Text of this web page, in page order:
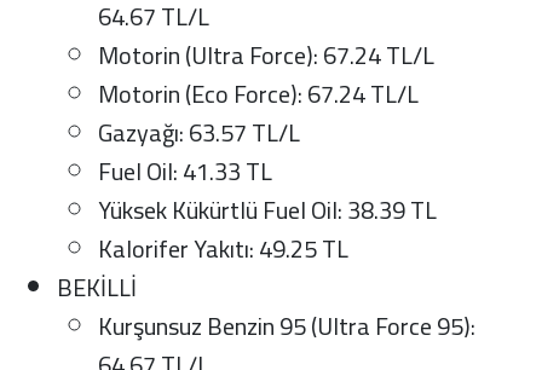
64.67 TL/L
Motorin (Ultra Force): 67.24 TL/L
Motorin (Eco Force): 67.24 TL/L
Gazyağı: 63.57 TL/L
Fuel Oil: 41.33 TL
Yüksek Kükürtlü Fuel Oil: 38.39 TL
Kalorifer Yakıtı: 49.25 TL
BEKİLLİ
Kurşunsuz Benzin 95 (Ultra Force 95):